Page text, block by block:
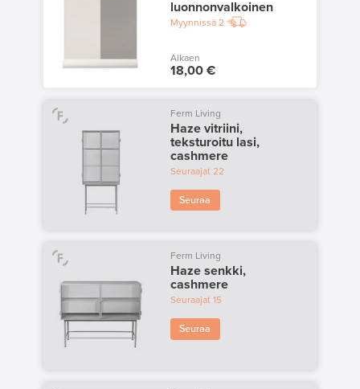
luonnonvalkoinen
Myynnissä2
Alkaen
18,00 €
Ferm Living
Haze vitriini,
teksturoitu lasi,
cashmere
Seuraajat22
Seuraa
Ferm Living
Haze senkki,
cashmere
Seuraajat15
Seuraa